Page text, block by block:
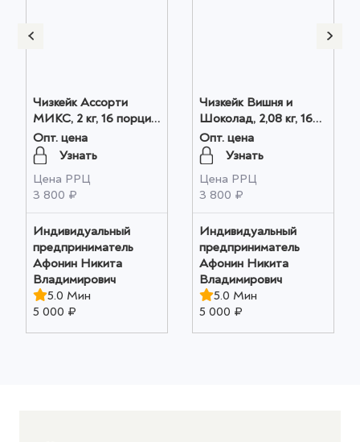
Чизкейк Ассорти
МИКС, 2 кг, 16 порций
оптом
Опт. цена
Узнать
Цена РРЦ
3 800 ₽
Индивидуальный
предприниматель
Афонин Никита
Владимирович
5.0 Мин
5 000 ₽
Чизкейк Вишня и
Шоколад, 2,08 кг, 16
порций оптом
Опт. цена
Узнать
Цена РРЦ
3 800 ₽
Индивидуальный
предприниматель
Афонин Никита
Владимирович
5.0 Мин
5 000 ₽